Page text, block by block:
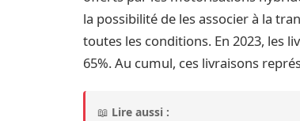
la possibilité de les associer à la
toutes les conditions. En 2023, les
65%. Au cumul, ces livraisons
📖 Lire aussi :